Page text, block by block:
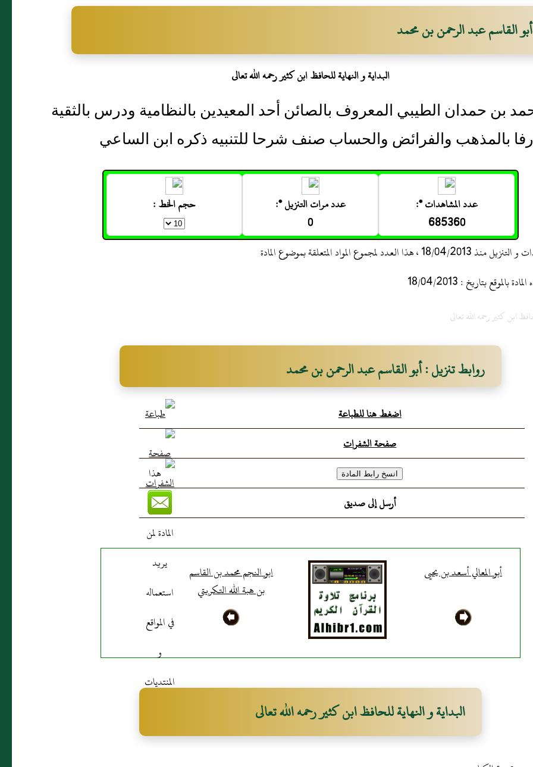
أبو القاسم عبد الرحمن بن محمد
البداية و النهاية للحافظ ابن كثير رحمه الله تعالى
بن حمدان الطيبي المعروف بالصائن أحد المعيدين بالنظامية ودرس بالثقية
بالمذهب والفرائض والحساب صنف شرحا للتنبيه ذكره ابن الساعي
عدد المشاهدات *:
685360
عدد مرات التنزيل *:
0
حجم الخط :
العدد لمجموع المواد المتعلقة بموضوع المادة
بتاريخ : 18/04/2013
ابن كثير رحمه الله تعالى
روابط تنزيل : أبو القاسم عبد الرحمن بن محمد
اضغط هنا للطباعة
صفحة الشفرات
أرسل إلى صديق
أبو المعالي أسعد بن يحيى
ابو النجم محمد بن القاسم
بن هبة الله التكريتي
البداية و النهاية للحافظ ابن كثير رحمه الله تعالى